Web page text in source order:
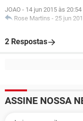
JOAO - 14 jun 2015 às 20:54
Rose Martins - 25 jun
2 Respostas
ASSINE NOSSA